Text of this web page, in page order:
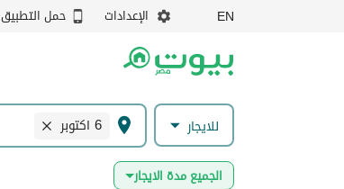
EN الإعدادات حمل التطبيق
للايجار 6 اكتوبر
الجميع مدة الايجار